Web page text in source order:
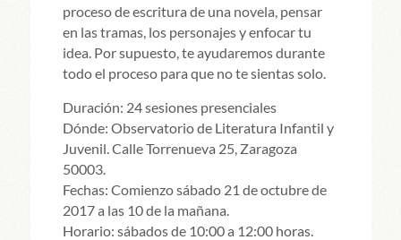
proceso de escritura de una novela, pensar
en las tramas, los personajes y enfocar tu
idea. Por supuesto, te ayudaremos durante
todo el proceso para que no te sientas solo.
Duración: 24 sesiones presenciales
Dónde: Observatorio de Literatura Infantil y
Juvenil. Calle Torrenueva 25, Zaragoza
50003.
Fechas: Comienzo sábado 21 de octubre de
2017 a las 10 de la mañana.
Horario: sábados de 10:00 a 12:00 horas.